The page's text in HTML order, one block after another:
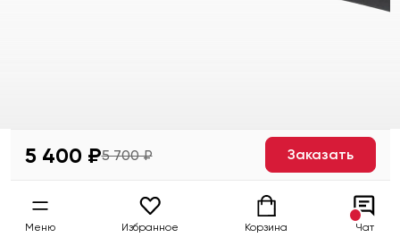
5 400 ₽5 700 ₽ Заказать
Меню Избранное Корзина Чат